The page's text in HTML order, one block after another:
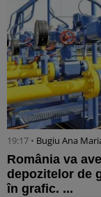
19:17 • Bugiu ⁠Ana
România va
depozitelor de
în grafic. ...